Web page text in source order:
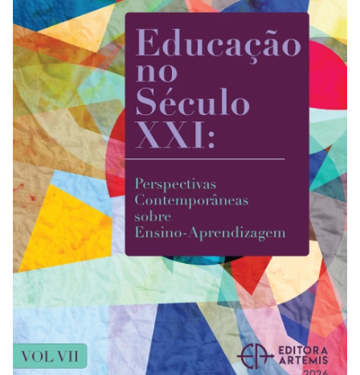
REVISTAS
SERVIÇOS
LIVRARIA
CHAMADAS ABERTAS
SUBMISSÃO